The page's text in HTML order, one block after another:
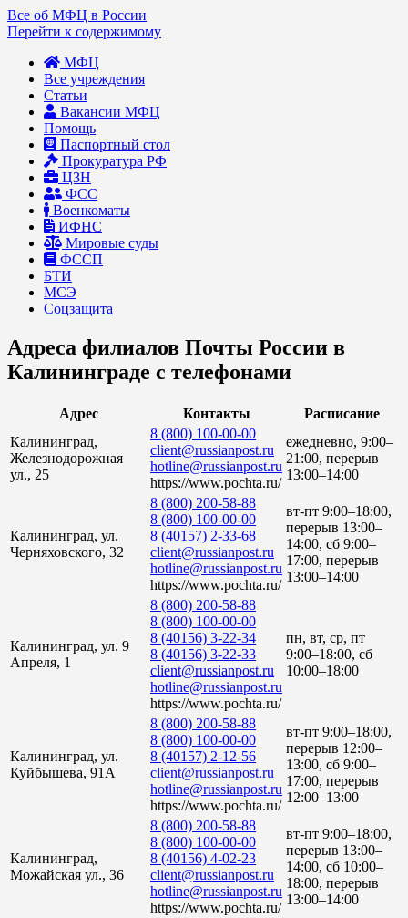
Все об МФЦ в России
Перейти к содержимому
МФЦ
Все учреждения
Статьи
Вакансии МФЦ
Помощь
Паспортный стол
Прокуратура РФ
ЦЗН
ФСС
Военкоматы
ИФНС
Мировые суды
ФССП
БТИ
МСЭ
Соцзащита
Адреса филиалов Почты России в
Калининграде с телефонами
Адрес Контакты
Расписание
Калининград,
Железнодорожная
ул., 25
8 (800) 100-00-00
client@russianpost.ru
hotline@russianpost.ru
https://www.pochta.ru/
ежедневно, 9:00–
21:00, перерыв
13:00–14:00
Калининград, ул.
Черняховского, 32
8 (800) 200-58-88
8 (800) 100-00-00
8 (40157) 2-33-68
client@russianpost.ru
hotline@russianpost.ru
https://www.pochta.ru/
вт-пт 9:00–18:00,
перерыв 13:00–
14:00, сб 9:00–
17:00, перерыв
13:00–14:00
Калининград, ул. 9
Апреля, 1
8 (800) 200-58-88
8 (800) 100-00-00
8 (40156) 3-22-34
8 (40156) 3-22-33
client@russianpost.ru
hotline@russianpost.ru
https://www.pochta.ru/
пн, вт, ср, пт
9:00–18:00, сб
10:00–18:00
Калининград, ул.
Куйбышева, 91А
8 (800) 200-58-88
8 (800) 100-00-00
8 (40157) 2-12-56
client@russianpost.ru
hotline@russianpost.ru
https://www.pochta.ru/
вт-пт 9:00–18:00,
перерыв 12:00–
13:00, сб 9:00–
17:00, перерыв
12:00–13:00
Калининград,
Можайская ул., 36
8 (800) 200-58-88
8 (800) 100-00-00
8 (40156) 4-02-23
client@russianpost.ru
hotline@russianpost.ru
https://www.pochta.ru/
вт-пт 9:00–18:00,
перерыв 13:00–
14:00, сб 10:00–
18:00, перерыв
13:00–14:00